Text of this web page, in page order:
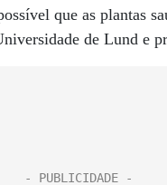
que as plantas
de Lund e